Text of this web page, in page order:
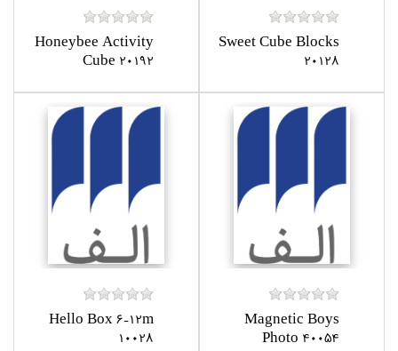
Sweet Cube Blocks
20128
Honeybee Activity
Cube 20192
Magnetic Boys
Photo 40054
Hello Box 6-12m
10028